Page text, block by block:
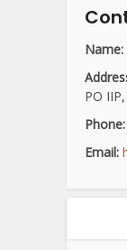
Name:
PO
Phone:
Email: